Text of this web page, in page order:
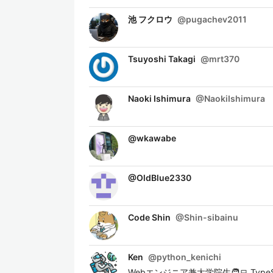
池 フクロウ @pugachev2011
Tsuyoshi Takagi @mrt370
Naoki Ishimura @NaokiIshimura
@wkawabe
@OldBlue2330
Code Shin @Shin-sibainu
Ken @python_kenichi